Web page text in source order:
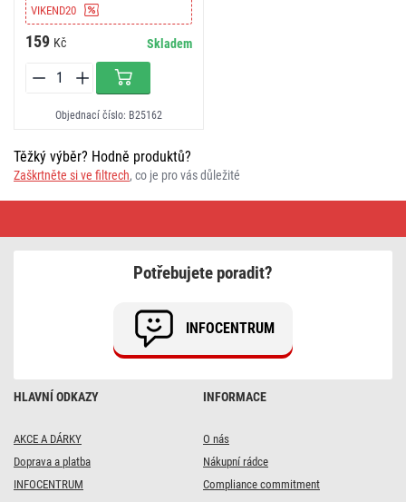
VIKEND20
159 Kč Skladem
Objednací číslo: B25162
Těžký výběr? Hodně produktů?
Zaškrtněte si ve filtrech, co je pro vás důležité
HLAVNÍ ODKAZY
AKCE A DÁRKY
Doprava a platba
INFOCENTRUM
INFORMACE
O nás
Nákupní rádce
Compliance commitment
Potřebujete poradit?
INFOCENTRUM